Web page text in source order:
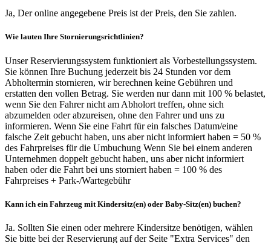
Ja, Der online angegebene Preis ist der Preis, den Sie zahlen.
Wie lauten Ihre Stornierungsrichtlinien?
Unser Reservierungssystem funktioniert als Vorbestellungssystem.
Sie können Ihre Buchung jederzeit bis 24 Stunden vor dem
Abholtermin stornieren, wir berechnen keine Gebühren und
erstatten den vollen Betrag. Sie werden nur dann mit 100 % belastet,
wenn Sie den Fahrer nicht am Abholort treffen, ohne sich
abzumelden oder abzureisen, ohne den Fahrer und uns zu
informieren. Wenn Sie eine Fahrt für ein falsches Datum/eine
falsche Zeit gebucht haben, uns aber nicht informiert haben = 50 %
des Fahrpreises für die Umbuchung Wenn Sie bei einem anderen
Unternehmen doppelt gebucht haben, uns aber nicht informiert
haben oder die Fahrt bei uns storniert haben = 100 % des
Fahrpreises + Park-/Wartegebühr
Kann ich ein Fahrzeug mit Kindersitz(en) oder Baby-Sitz(en) buchen?
Ja. Sollten Sie einen oder mehrere Kindersitze benötigen, wählen
Sie bitte bei der Reservierung auf der Seite "Extra Services" den